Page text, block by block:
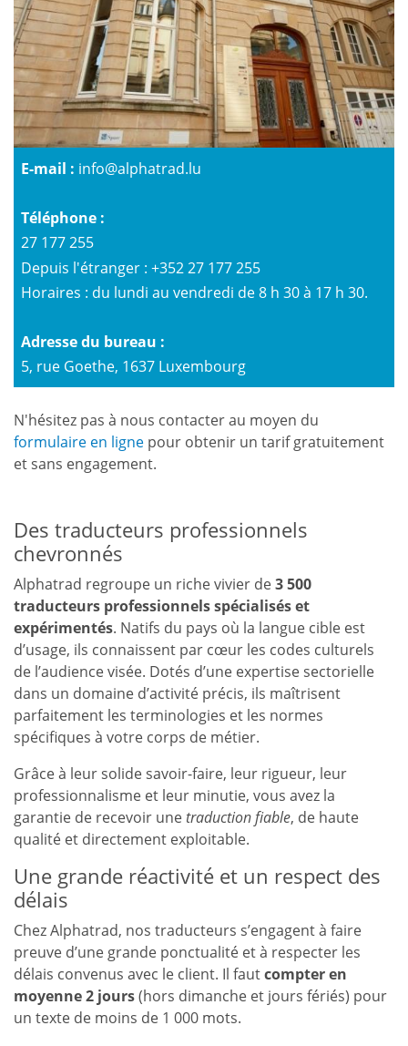
E-mail : info@alphatrad.lu
Téléphone :
27 177 255
Depuis l'étranger : +352 27 177 255
Horaires : du lundi au vendredi de 8 h 30 à 17 h 30.
Adresse du bureau :
5, rue Goethe, 1637 Luxembourg
N'hésitez pas à nous contacter au moyen du
formulaire en ligne pour obtenir un tarif gratuitement
et sans engagement.
Des traducteurs professionnels
chevronnés
Alphatrad regroupe un riche vivier de3 500
traducteurs professionnels spécialisés et
expérimentés. Natifs du pays où la langue cible est
d’usage, ils connaissent par cœur les codes culturels
de l’audience visée. Dotés d’une expertise sectorielle
dans un domaine d’activité précis, ils maîtrisent
parfaitement les terminologies et les normes
spécifiques à votre corps de métier.
Grâce à leur solide savoir-faire, leur rigueur, leur
professionnalisme et leur minutie, vous avez la
garantie de recevoir unetraduction fiable, de haute
qualité et directement exploitable.
Une grande réactivité et un respect des
délais
Chez Alphatrad, nos traducteurs s’engagent à faire
preuve d’une grande ponctualité et à respecter les
délais convenus avec le client. Il fautcompter en
moyenne 2 jours(hors dimanche et jours fériés) pour
un texte de moins de 1 000 mots.